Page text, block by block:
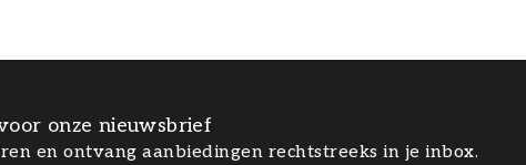
onze nieuwsbrief
en ontvang aanbiedingen rechtstreeks in je inbox.